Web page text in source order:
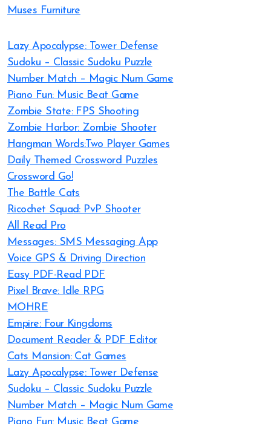
Muses Furniture
Lazy Apocalypse: Tower Defense
Sudoku – Classic Sudoku Puzzle
Number Match – Magic Num Game
Piano Fun: Music Beat Game
Zombie State: FPS Shooting
Zombie Harbor: Zombie Shooter
Hangman Words:Two Player Games
Daily Themed Crossword Puzzles
Crossword Go!
The Battle Cats
Ricochet Squad: PvP Shooter
All Read Pro
Messages: SMS Messaging App
Voice GPS & Driving Direction
Easy PDF-Read PDF
Pixel Brave: Idle RPG
MOHRE
Empire: Four Kingdoms
Document Reader & PDF Editor
Cats Mansion: Cat Games
Lazy Apocalypse: Tower Defense
Sudoku – Classic Sudoku Puzzle
Number Match – Magic Num Game